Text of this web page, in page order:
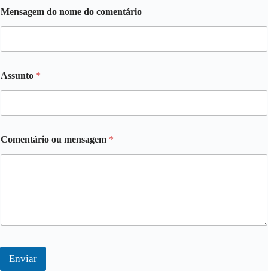
Mensagem do nome do comentário
Assunto *
Comentário ou mensagem *
Enviar